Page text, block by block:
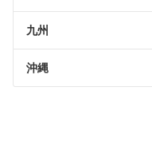
九州
沖縄